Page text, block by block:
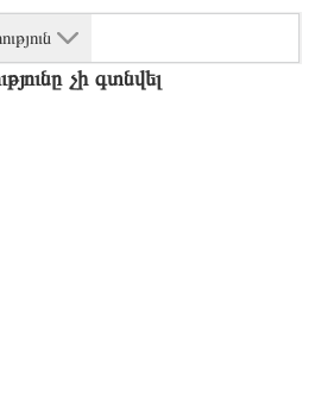
չի գտնվել